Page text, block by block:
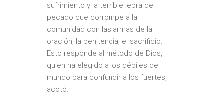
sufrimiento y la terrible lepra del
pecado que corrompe a la
comunidad con las armas de la
oración, la penitencia, el sacrificio.
Esto responde al método de Dios,
quien ha elegido a los débiles del
mundo para confundir a los fuertes,
acotó.